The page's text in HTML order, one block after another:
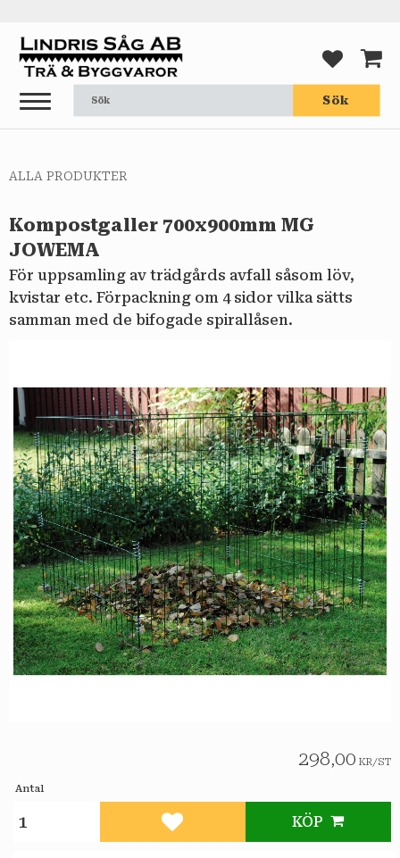
Meny
Sök
ALLA PRODUKTER
Kompostgaller 700x900mm MG
JOWEMA
För uppsamling av trädgårds avfall såsom löv,
kvistar etc. Förpackning om 4 sidor vilka sätts
samman med de bifogade spirallåsen.
298,00 KR/ST
Antal
KÖP
Lägg till i favoriter